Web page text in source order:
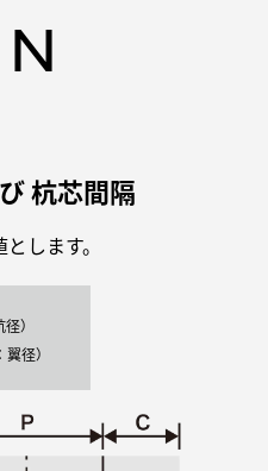
杭芯間隔
します。
）
径）